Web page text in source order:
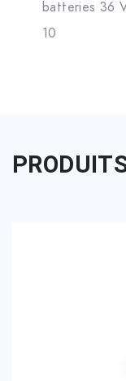
batteries 36
10